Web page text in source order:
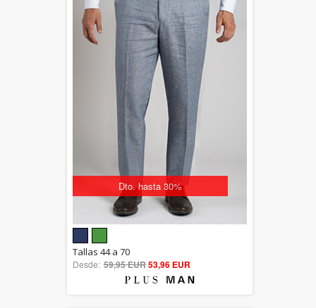
Dto. hasta 30%
out of 5
Tallas 44 a 70
Desde: 59,95 EUR53,96 EUR